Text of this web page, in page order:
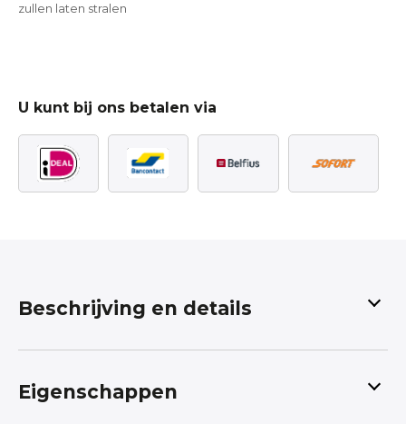
zullen laten stralen
U kunt bij ons betalen via
Beschrijving en details
Stof en Poedel Hondje Design
Eigenschappen